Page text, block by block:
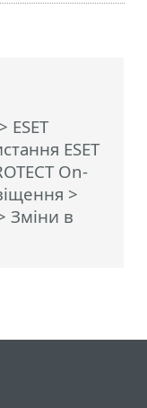
ESET
ESET
On-
>
Зміни в